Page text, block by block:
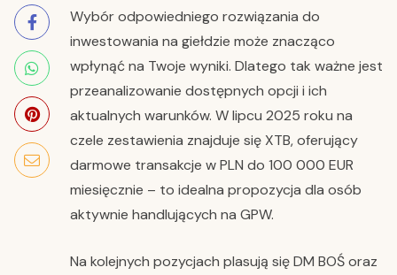
Wybór odpowiedniego rozwiązania do
inwestowania na giełdzie może znacząco
wpłynąć na Twoje wyniki. Dlatego tak ważne jest
przeanalizowanie dostępnych opcji i ich
aktualnych warunków. W lipcu 2025 roku na
czele zestawienia znajduje się XTB, oferujący
darmowe transakcje w PLN do 100 000 EUR
miesięcznie – to idealna propozycja dla osób
aktywnie handlujących na GPW.
Na kolejnych pozycjach plasują się DM BOŚ oraz